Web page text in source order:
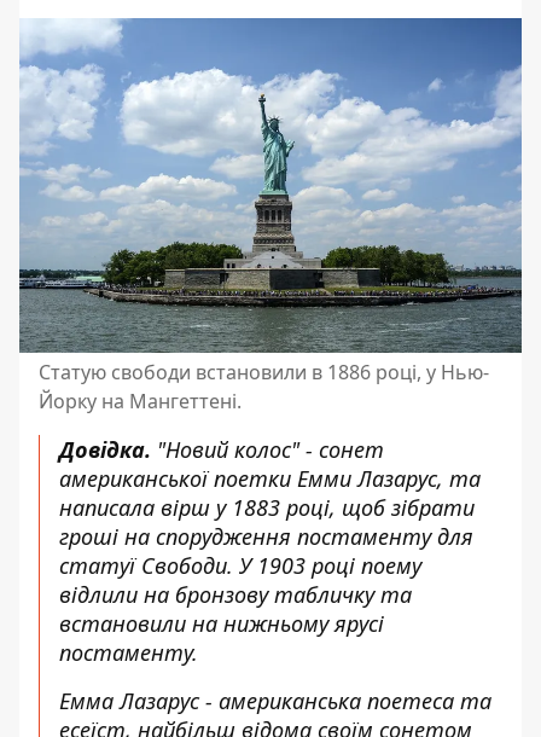
Статую свободи встановили в 1886 році, у Нью-
Йорку на Мангеттені.
Довідка. "Новий колос" - сонет
американської поетки Емми Лазарус, та
написала вірш у 1883 році, щоб зібрати
гроші на спорудження постаменту для
статуї Свободи. У 1903 році поему
відлили на бронзову табличку та
встановили на нижньому ярусі
постаменту.
Емма Лазарус - американська поетеса та
есеїст, найбільш відома своїм сонетом